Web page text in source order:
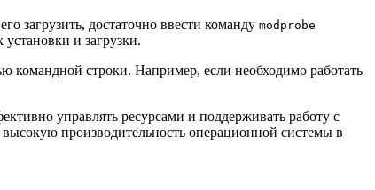
загрузить, достаточно ввести команду modprobe
установки и загрузки.
командной строки. Например, если необходимо работать
управлять ресурсами и поддерживать работу с
производительность операционной системы в